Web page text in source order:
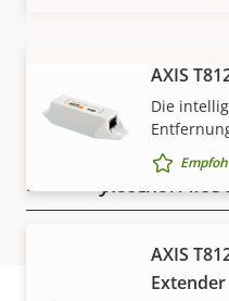
PoE-Klasse
Security
Signiertes OS
MEHR
AXIS
Die
AXIS
Extender